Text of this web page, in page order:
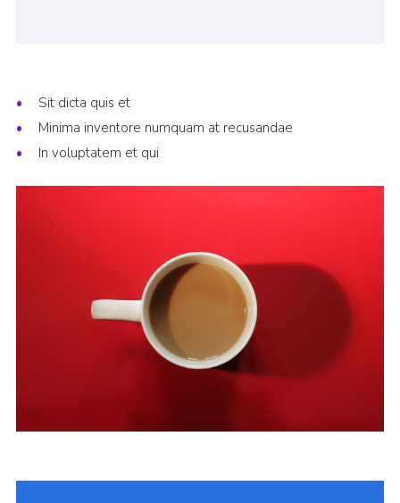
Sit dicta quis et
Minima inventore numquam at recusandae
In voluptatem et qui